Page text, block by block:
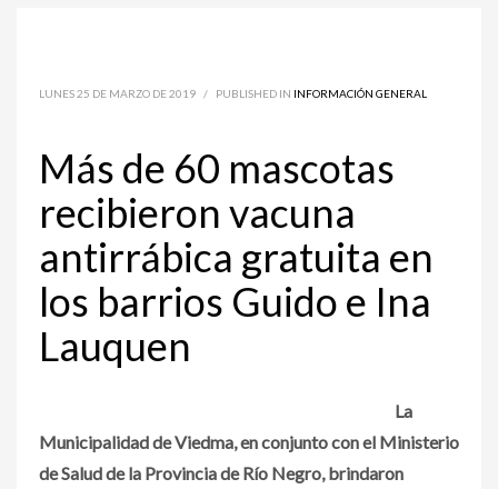
LUNES 25 DE MARZO DE 2019 / PUBLISHED IN INFORMACIÓN GENERAL
Más de 60 mascotas
recibieron vacuna
antirrábica gratuita en
los barrios Guido e Ina
Lauquen
La
Municipalidad de Viedma, en conjunto con el Ministerio
de Salud de la Provincia de Río Negro, brindaron